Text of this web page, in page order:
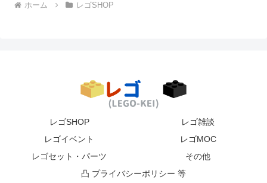
ホーム レゴSHOP
レゴSHOP
レゴ雑談
レゴイベント
レゴMOC
レゴセット・パーツ
その他
凸 プライバシーポリシー 等